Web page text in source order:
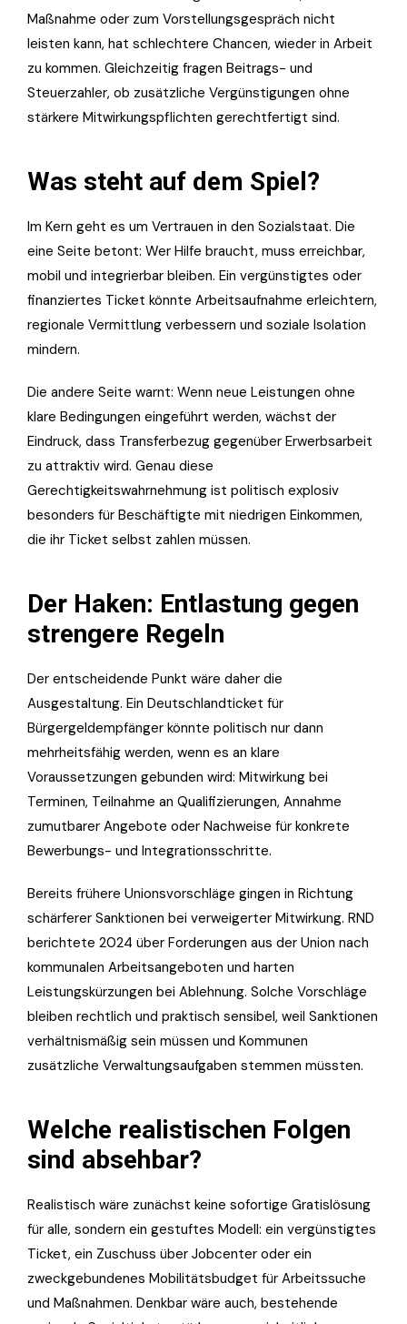
Maßnahme oder zum Vorstellungsgespräch nicht
leisten kann, hat schlechtere Chancen, wieder in Arbeit
zu kommen. Gleichzeitig fragen Beitrags- und
Steuerzahler, ob zusätzliche Vergünstigungen ohne
stärkere Mitwirkungspflichten gerechtfertigt sind.
Was steht auf dem Spiel?
Im Kern geht es um Vertrauen in den Sozialstaat. Die
eine Seite betont: Wer Hilfe braucht, muss erreichbar,
mobil und integrierbar bleiben. Ein vergünstigtes oder
finanziertes Ticket könnte Arbeitsaufnahme erleichtern,
regionale Vermittlung verbessern und soziale Isolation
mindern.
Die andere Seite warnt: Wenn neue Leistungen ohne
klare Bedingungen eingeführt werden, wächst der
Eindruck, dass Transferbezug gegenüber Erwerbsarbeit
zu attraktiv wird. Genau diese
Gerechtigkeitswahrnehmung ist politisch explosiv
besonders für Beschäftigte mit niedrigen Einkommen,
die ihr Ticket selbst zahlen müssen.
Der Haken: Entlastung gegen
strengere Regeln
Der entscheidende Punkt wäre daher die
Ausgestaltung. Ein Deutschlandticket für
Bürgergeldempfänger könnte politisch nur dann
mehrheitsfähig werden, wenn es an klare
Voraussetzungen gebunden wird: Mitwirkung bei
Terminen, Teilnahme an Qualifizierungen, Annahme
zumutbarer Angebote oder Nachweise für konkrete
Bewerbungs- und Integrationsschritte.
Bereits frühere Unionsvorschläge gingen in Richtung
schärferer Sanktionen bei verweigerter Mitwirkung. RND
berichtete 2024 über Forderungen aus der Union nach
kommunalen Arbeitsangeboten und harten
Leistungskürzungen bei Ablehnung. Solche Vorschläge
bleiben rechtlich und praktisch sensibel, weil Sanktionen
verhältnismäßig sein müssen und Kommunen
zusätzliche Verwaltungsaufgaben stemmen müssten.
Welche realistischen Folgen
sind absehbar?
Realistisch wäre zunächst keine sofortige Gratislösung
für alle, sondern ein gestuftes Modell: ein vergünstigtes
Ticket, ein Zuschuss über Jobcenter oder ein
zweckgebundenes Mobilitätsbudget für Arbeitssuche
und Maßnahmen. Denkbar wäre auch, bestehende